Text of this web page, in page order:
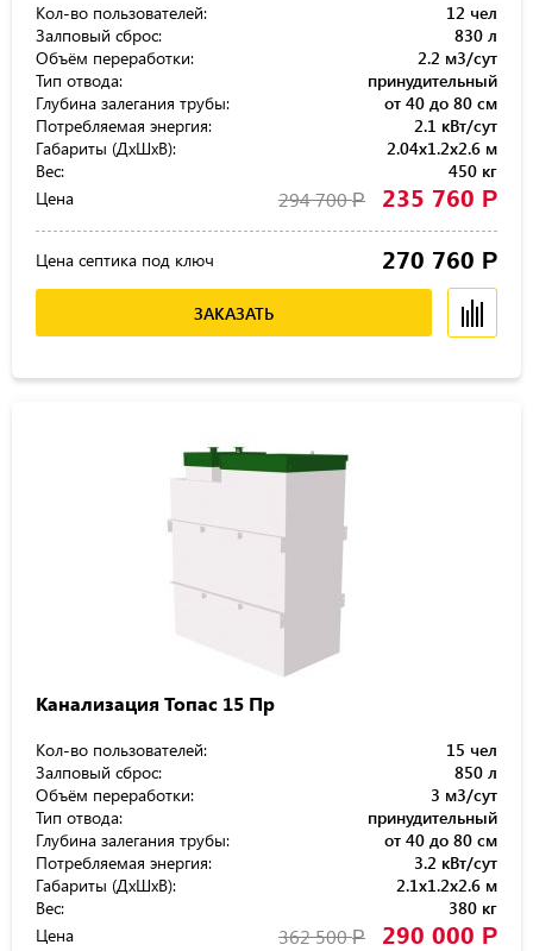
Кол-во пользователей:
12 чел
Залповый сброс:
830 л
Объём переработки:
2.2 м3/сут
Тип отвода:
принудительный
Глубина залегания трубы:
от 40 до 80 см
Потребляемая энергия:
2.1 кВт/сут
Габариты (ДхШхВ):
2.04x1.2x2.6 м
Вес:
450 кг
Цена
294 700Р 235 760 Р
Цена септика под ключ 270 760 Р
ЗАКАЗАТЬ
Канализация Топас 15 Пр
Кол-во пользователей:
15 чел
Залповый сброс:
850 л
Объём переработки:
3 м3/сут
Тип отвода:
принудительный
Глубина залегания трубы:
от 40 до 80 см
Потребляемая энергия:
3.2 кВт/сут
Габариты (ДхШхВ):
2.1x1.2x2.6 м
Вес:
380 кг
Цена
362 500Р 290 000 Р